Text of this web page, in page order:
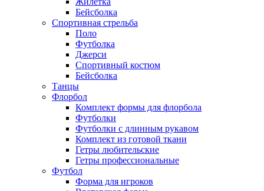
Бейсболка
Спортивная стрельба
Поло
Футболка
Джерси
Спортивный костюм
Бейсболка
Танцы
Флорбол
Комплект формы для флорбола
Футболки
Футболки с длинным рукавом
Комплект из готовой ткани
Гетры любительские
Гетры профессиональные
Футбол
Форма для игроков